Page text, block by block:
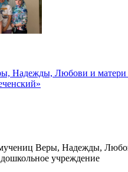
Надежды, Любови и
мучениц Веры, Надежды,
учреждение